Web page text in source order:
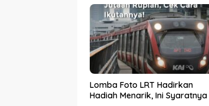
Lomba Foto LRT Hadirkan
Hadiah Menarik, Ini Syaratnya